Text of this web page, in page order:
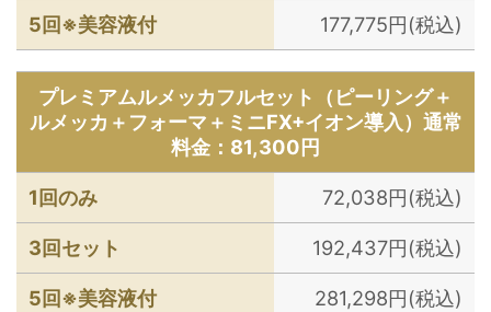
5回※美容液付 177,775円(税込)
プレミアムルメッカフルセット（ピーリング＋
ルメッカ＋フォーマ＋ミニFX+イオン導入）通常
料金：81,300円
1回のみ 72,038円(税込)
3回セット 192,437円(税込)
5回※美容液付 281,298円(税込)